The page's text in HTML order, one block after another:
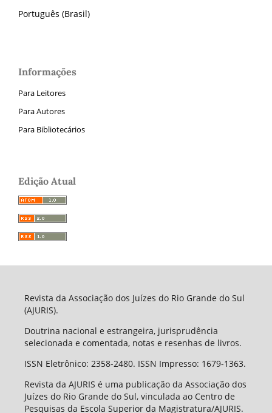
Português (Brasil)
Informações
Para Leitores
Para Autores
Para Bibliotecários
Edição Atual
Revista da Associação dos Juízes do Rio Grande do Sul
(AJURIS).
Doutrina nacional e estrangeira, jurisprudência
selecionada e comentada, notas e resenhas de livros.
ISSN Eletrônico: 2358-2480. ISSN Impresso: 1679-1363.
Revista da AJURIS é uma publicação da Associação dos
Juízes do Rio Grande do Sul, vinculada ao Centro de
Pesquisas da Escola Superior da Magistratura/AJURIS.